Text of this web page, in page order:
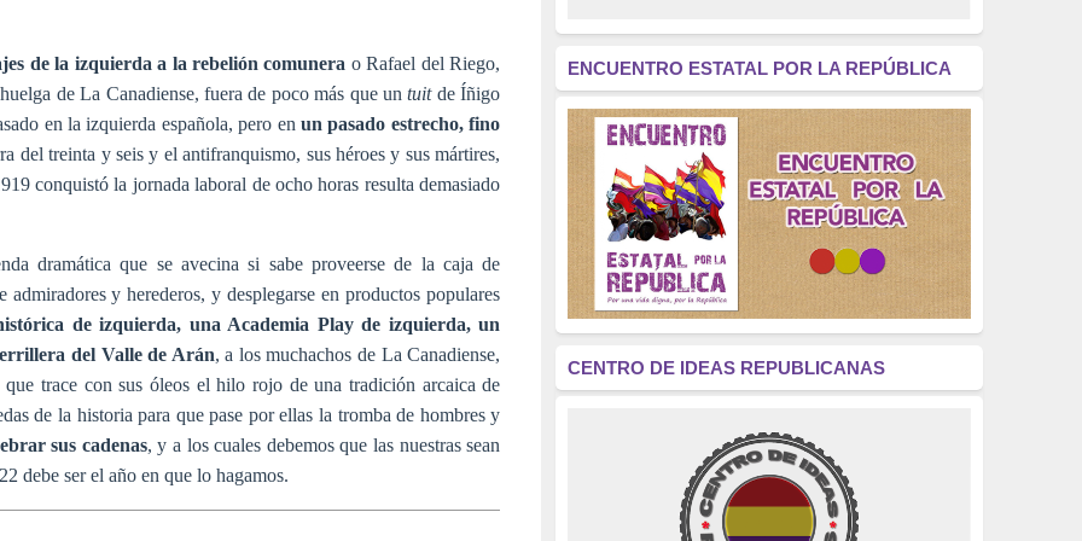
de la izquierda a la rebelión comunera o Rafael del Riego,
de La Canadiense, fuera de poco más que untuitde Íñigo
en la izquierda española, pero en un pasado estrecho, fino
del treinta y seis y el antifranquismo, sus héroes y sus mártires,
conquistó la jornada laboral de ocho horas resulta demasiado
dramática que se avecina si sabe proveerse de la caja de
y herederos, y desplegarse en productos populares
de izquierda, una Academia Play de izquierda, un
del Valle de Arán, a los muchachos de La Canadiense,
trace con sus óleos el hilo rojo de una tradición arcaica de
de la historia para que pase por ellas la tromba de hombres y
sus cadenas, y a los cuales debemos que las nuestras sean
debe ser el año en que lo hagamos.
América Latina
(305)
Exhumación
(304)
Golpe de Estado
(304)
Brigadas Internacionales
(303)
pensamiento
(294)
Revisionismo
(289)
La Transición
(275)
educación pública
(270)
La Izquierda
(260)
ENCUENTRO ESTATAL POR LA REPÚBLICA
CENTRO DE IDEAS REPUBLICANAS